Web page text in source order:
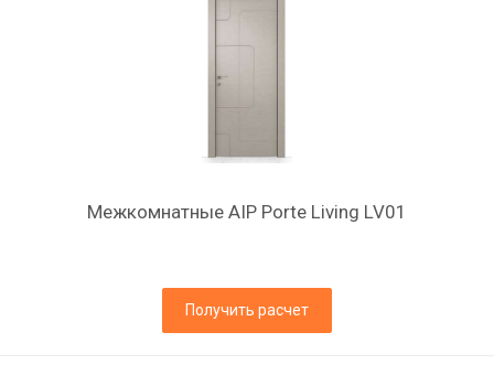
Межкомнатные AIP Porte Living LV01
Получить расчет